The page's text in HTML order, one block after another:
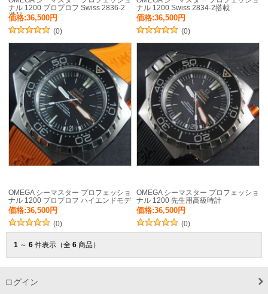
ナル 1200 プロプロフ Swiss 2836-2
搭載
価格:36,500円
(0)
ナル 1200 Swiss 2834-2搭載
価格:36,500円
(0)
OMEGA シーマスター プロフェッショ
ナル 1200 プロプロフ ハイエンドモデ
ル
価格:36,500円
(0)
OMEGA シーマスター プロフェッショ
ナル 1200 先生用高級時計
価格:36,500円
(0)
1 ～ 6 件表示（全 6 商品）
ログイン